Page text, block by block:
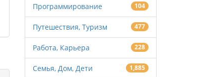
Программирование 104
Путешествия, Туризм 477
Работа, Карьера 228
Семья, Дом, Дети 1,885